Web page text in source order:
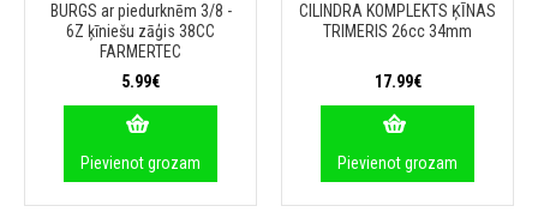
BURGS ar piedurknēm 3/8 -
6Z ķīniešu zāģis 38CC
FARMERTEC
5.99€
Pievienot grozam
CILINDRA KOMPLEKTS ĶĪNAS
TRIMERIS 26cc 34mm
17.99€
Pievienot grozam